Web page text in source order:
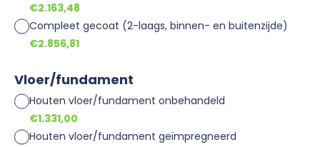
€2.163,48
Compleet gecoat (2-laags, binnen- en buitenzijde)
€2.856,81
Vloer/fundament
Houten vloer/fundament onbehandeld
€1.331,00
Houten vloer/fundament geïmpregneerd